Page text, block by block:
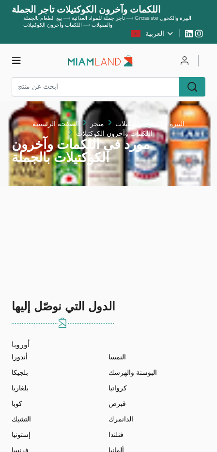
اللكمات وآخرون الكوكتيلات تاجر الجملة
تاجر جملة للمواد الغذائية —› بيع الطعام بالجملة —› Grossiste البيرة والكحول
والمقبلات —› اللكمات وآخرون الكوكتيلات
العربية
الصفحة الرئيسية متجر
البيرة والكحول والمقبلات
اللكمات وآخرون الكوكتيلات
مورد في اللكمات وآخرون
الكوكتيلات بالجملة
الدول التي نوصّل إليها
أوروبا
أندورا
النمسا
بلجيكا
البوسنة والهرسك
بلغاريا
كرواتيا
كوبا
قبرص
التشيك
الدانمرك
إستونيا
فنلندا
فرنسا
ألمانيا
متجر